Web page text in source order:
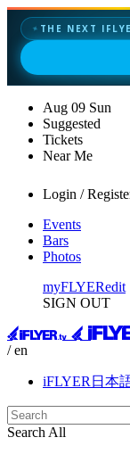
✦ THE NEXT
Aug 09 Sun
Suggested
Tickets
Near Me
Login /
Events
Bars
Photos
myFLYERedit
SIGN OUT
/ en
iFLYER日本
Search All